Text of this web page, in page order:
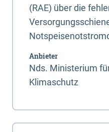
(RAE) über die
Anbieter
Nds. Ministerium
Klimaschutz